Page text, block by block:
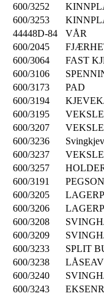
600/3252
600/3253
44448D-84
VÅR
600/2045
600/3064
FAST
600/3106
600/3173
PAD
600/3194
600/3195
600/3207
600/3236
600/3237
600/3257
600/3191
600/3205
600/3206
600/3208
600/3209
600/3233
SPLIT
600/3238
600/3240
600/3243